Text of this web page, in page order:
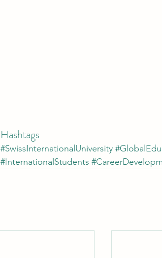
Hashtags
#SwissInternationalUniversity
#InternationalStudents